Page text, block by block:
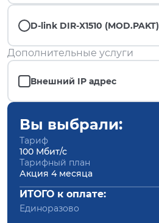
D-link DIR-X1510 (MOD.PAKT)
Дополнительные услуги
Внешний IP адрес
Вы выбрали:
Тариф
100 Мбит/с
Тарифный план
Акция 4 месяца
ИТОГО к оплате:
Единоразово